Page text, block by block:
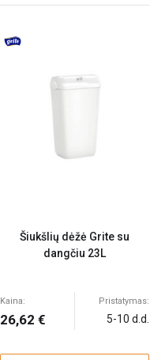
Šiukšlių dėžė Grite su
dangčiu 23L
Kaina:
26,62 €
Pristatymas:
5-10 d.d.